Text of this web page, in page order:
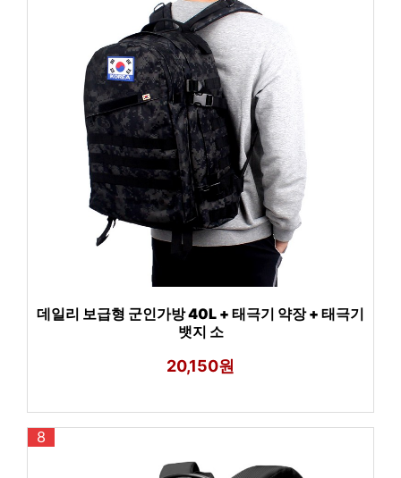
데일리 보급형 군인가방 40L + 태극기 약장 + 태극기
뱃지 소
20,150원
8